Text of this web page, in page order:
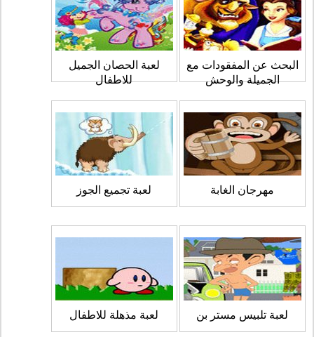
البحث عن المفقودات مع
الجميلة والوحش
لعبة الحصان الجميل
للاطفال
مهرجان الغابة لعبة تجميع الجوز
لعبة تلبيس مستر بن لعبة مذهلة للاطفال